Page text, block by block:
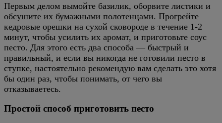
Первым делом вымойте базилик, оборвите листики и
обсушите их бумажными полотенцами. Прогрейте
кедровые орешки на сухой сковороде в течение 1-2
минут, чтобы усилить их аромат, и приготовьте соус
песто. Для этого есть два способа — быстрый и
правильный, и если вы никогда не готовили песто в
ступке, настоятельно рекомендую вам сделать это хотя
бы один раз, чтобы понимать, от чего вы
отказываетесь.
Простой способ приготовить песто